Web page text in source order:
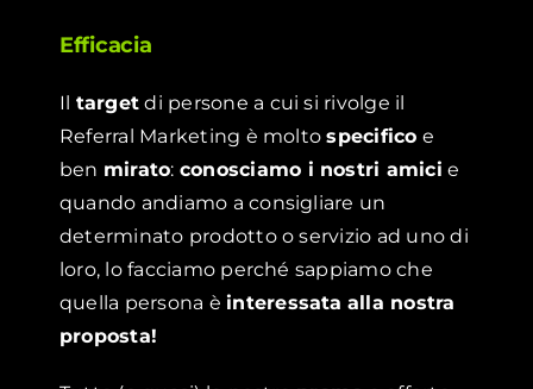
Efficacia
Il target di persone a cui si rivolge il
Referral Marketing è moltospecifico e
ben mirato: conosciamo i nostri amici e
quando andiamo a consigliare un
determinato prodotto o servizio ad uno di
loro, lo facciamo perché sappiamo che
quella persona èinteressata alla nostra
proposta!